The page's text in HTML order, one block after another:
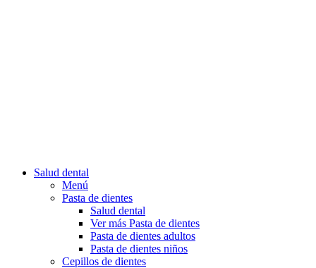
Salud dental
Menú
Pasta de dientes
Salud dental
Ver más Pasta de dientes
Pasta de dientes adultos
Pasta de dientes niños
Cepillos de dientes